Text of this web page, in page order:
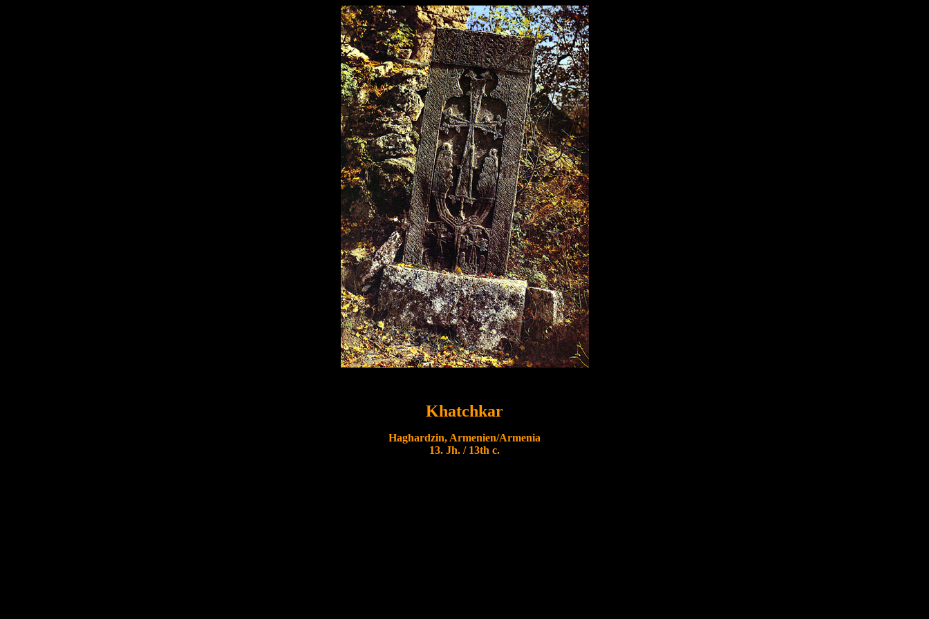
Khatchkar
Haghardzin, Armenien/Armenia
13. Jh. / 13th c.